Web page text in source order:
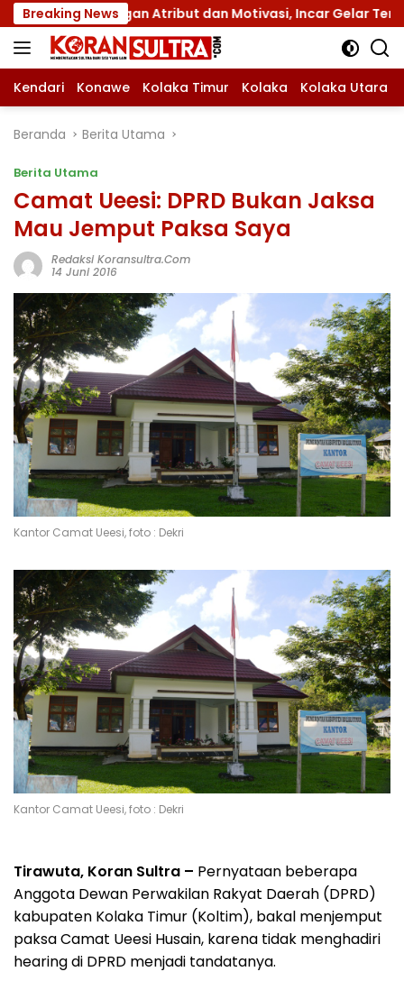
Langsung
ke
konten
Breaking News
dengan Atribut dan Motivasi, Incar Gelar Terbaik di Sultra
Kendari Konawe Kolaka Timur Kolaka Kolaka Utara
Beranda Berita Utama
Berita Utama
Camat Ueesi: DPRD Bukan Jaksa
Mau Jemput Paksa Saya
Redaksi Koransultra.com
14 Juni 2016
Kantor Camat Ueesi, foto : Dekri
Kantor Camat Ueesi, foto : Dekri
Tirawuta, Koran Sultra – Pernyataan beberapa
Anggota Dewan Perwakilan Rakyat Daerah (DPRD)
kabupaten Kolaka Timur (Koltim), bakal menjemput
paksa Camat Ueesi Husain, karena tidak menghadiri
hearing di DPRD menjadi tandatanya.